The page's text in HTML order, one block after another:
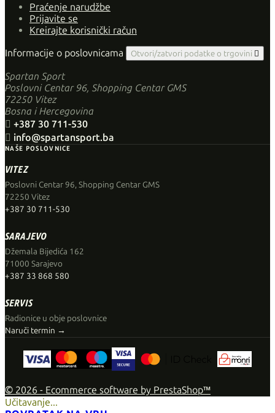
Praćenje narudžbe
Prijavite se
Kreirajte korisnički račun
Informacije o poslovnicama
Otvori/zatvori podatke o trgovini 
Spartan Sport
Poslovni Centar 96, Shopping Centar GMS
72250 Vitez
Bosna i Hercegovina
 +387 30 711-530
 info@spartansport.ba
NAŠE POSLOVNICE
VITEZ
Poslovni Centar 96, Shopping Centar GMS
72250 Vitez
+387 30 711-530
SARAJEVO
Džemala Bijedića 162
71000 Sarajevo
+387 33 868 580
SERVIS
Radionice u obje poslovnice
Naruči termin →
© 2026 - Ecommerce software by PrestaShop™
Učitavanje...